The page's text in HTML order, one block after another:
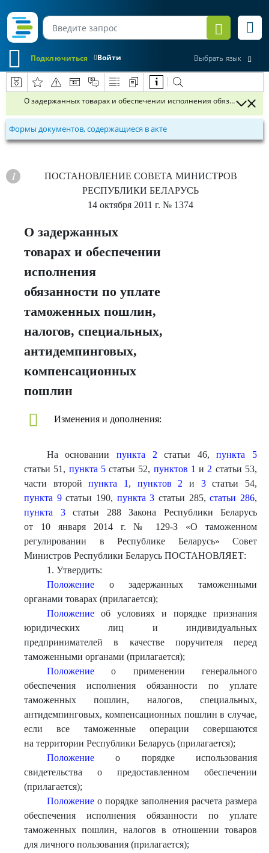
Войти
Подключиться Выбрать язык
О задержанных товарах и обеспечении исполнения
Формы документов, содержащиеся в акте
ПОСТАНОВЛЕНИЕ СОВЕТА МИНИСТРОВ
РЕСПУБЛИКИ БЕЛАРУСЬ
14 октября 2011 г. № 1374
О задержанных
товарах и обеспечении
исполнения
обязанности по уплате
таможенных пошлин,
налогов, специальных,
антидемпинговых,
компенсационных
пошлин
Изменения и дополнения:
На основании пункта 2 статьи 46,пункта 5
статьи 51, пункта 5статьи 52, пунктов 1 и 2 статьи 53,
части второйпункта 1 , пунктов 2 и 3статьи 54,
пункта 9статьи 190, пункта 3 статьи 285,статьи 286,
пункта 3статьи 288 Закона Республики Беларусь
от 10 января 2014 г. № 129-З «О таможенном
регулировании в Республике Беларусь» Совет
Министров Республики Беларусь ПОСТАНОВЛЯЕТ:
1. Утвердить:
Положениео задержанных таможенными
органами товарах (прилагается);
Положениеоб условиях и порядке признания
юридических лиц и индивидуальных
предпринимателей в качестве поручителя перед
таможенными органами (прилагается);
Положениео применении генерального
обеспечения исполнения обязанности по уплате
таможенных пошлин, налогов, специальных,
антидемпинговых, компенсационных пошлин в случае,
если все таможенные операции совершаются
на территории Республики Беларусь (прилагается);
Положениео порядке использования
свидетельства о предоставленном обеспечении
(прилагается);
Положениео порядке заполнения расчета размера
обеспечения исполнения обязанности по уплате
таможенных пошлин, налогов в отношении товаров
для личного пользования (прилагается);